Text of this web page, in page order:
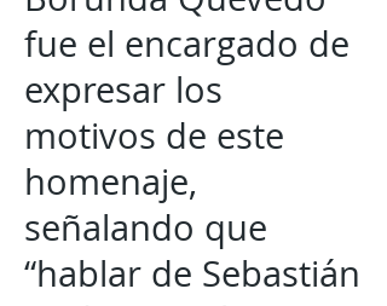
fue el encargado de
expresar los
motivos de este
homenaje,
señalando que
“hablar de Sebastián